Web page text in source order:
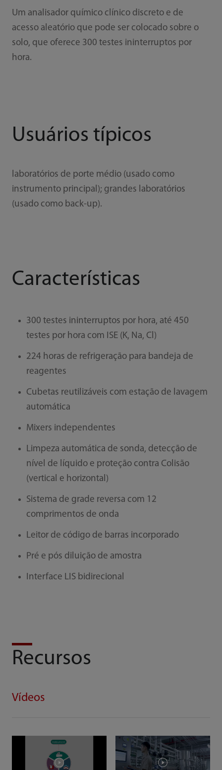
Um analisador químico clínico discreto e de
acesso aleatório que pode ser colocado sobre o
solo, que oferece 300 testes ininterruptos por
hora.
Usuários típicos
laboratórios de porte médio (usado como
instrumento principal); grandes laboratórios
(usado como back-up).
Características
300 testes ininterruptos por hora, até 450
testes por hora com ISE (K, Na, Cl)
224 horas de refrigeração para bandeja de
reagentes
Cubetas reutilizáveis com estação de lavagem
automática
Mixers independentes
Limpeza automática de sonda, detecção de
nível de líquido e proteção contra Colisão
(vertical e horizontal)
Sistema de grade reversa com 12
comprimentos de onda
Leitor de código de barras incorporado
Pré e pós diluição de amostra
Interface LIS bidirecional
Recursos
Vídeos